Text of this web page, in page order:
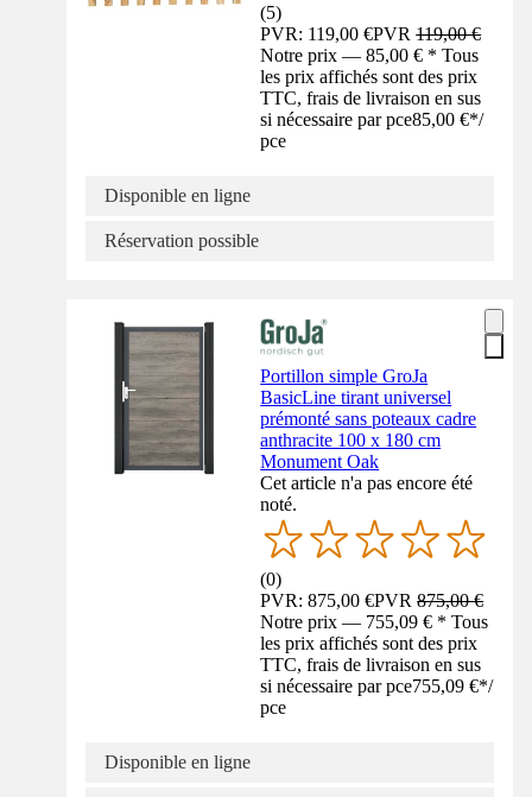
(5)
PVR: 119,00 €PVR119,00 €
Notre prix — 85,00 € * Tous
les prix affichés sont des prix
TTC, frais de livraison en sus
si nécessaire par pce85,00 €*/
pce
Disponible en ligne
Réservation possible
Portillon simple GroJa
BasicLine tirant universel
prémonté sans poteaux cadre
anthracite 100 x 180 cm
Monument Oak
Cet article n'a pas encore été
noté.
(0)
PVR: 875,00 €PVR875,00 €
Notre prix — 755,09 € * Tous
les prix affichés sont des prix
TTC, frais de livraison en sus
si nécessaire par pce755,09 €*/
pce
Disponible en ligne